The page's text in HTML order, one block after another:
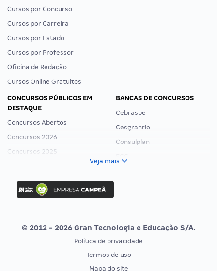
Cursos por Concurso
Cursos por Carreira
Cursos por Estado
Cursos por Professor
Oficina de Redação
Cursos Online Gratuitos
CONCURSOS PÚBLICOS EM
DESTAQUE
Concursos Abertos
Concursos 2026
Concursos 2025
Concurso Ibama
Concurso MPU
Editais publicados
BANCAS DE CONCURSOS
Cebraspe
Cesgranrio
Consulplan
Vunesp
CONCURSOS POR PROFISSÃO
EXAME DE ORDEM
Veja mais
© 2012 - 2026 Gran Tecnologia e Educação S/A.
Política de privacidade
Termos de uso
Mapa do site